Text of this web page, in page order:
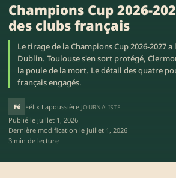
Champions Cup 2026-
des clubs français
Le tirage de la Champions Cup 2026-2027
Dublin. Toulouse s'en sort protégé,
la poule de la mort. Le détail des quatre
français engagés.
Fé Félix Lapoussière JOURNALISTE
Publié le juillet 1, 2026
Dernière modification le juillet 1, 2026
3 min de lecture